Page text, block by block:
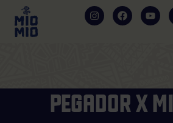
PEGADOR X